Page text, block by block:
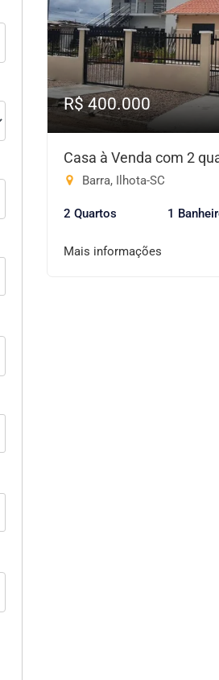
R$ 400.000
Casa à Venda com 2
Barra, Ilhota-SC
2 Quartos 1
Mais informações